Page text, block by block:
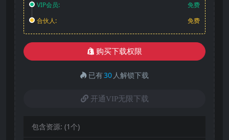
VIP会员:
免费
合伙人:
免费
购买下载权限
已有30 人解锁下载
开通VIP无限下载
包含资源: (1个)